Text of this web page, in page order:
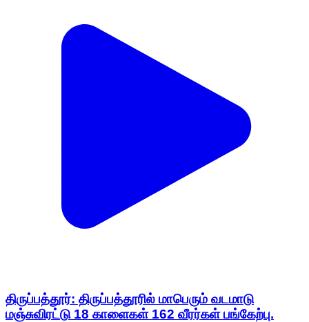
திருப்பத்தூர்: திருப்பத்தூரில் மாபெரும் வடமாடு
மஞ்சுவிரட்டு 18 காளைகள் 162 வீரர்கள் பங்கேற்பு.